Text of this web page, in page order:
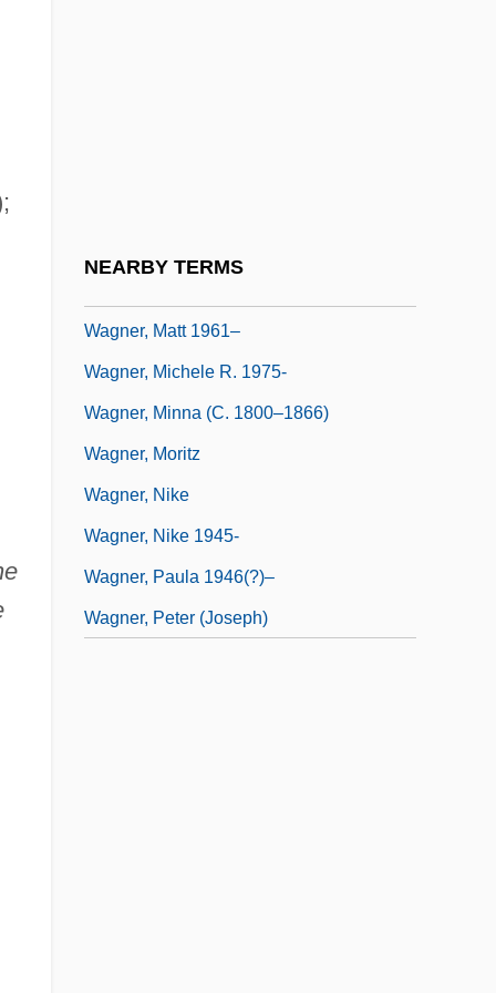
NEARBY TERMS
Wagner, Matt 1961–
Wagner, Michele R. 1975-
Wagner, Minna (c. 1800–1866)
Wagner, Moritz
Wagner, Nike
Wagner, Nike 1945-
Wagner, Paula 1946(?)–
Wagner, Peter (Joseph)